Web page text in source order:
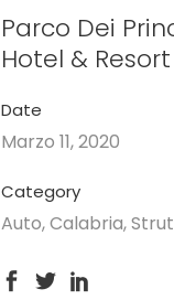
Parco Dei
Hotel & Resort
Date
Marzo 11, 2020
Category
Auto, Calabria,